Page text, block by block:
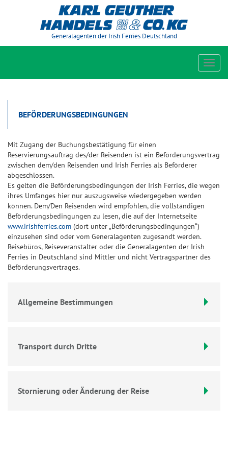
Generalagenten der Irish Ferries Deutschland
BEFÖRDERUNGSBEDINGUNGEN
Mit Zugang der Buchungsbestätigung für einen
Reservierungsauftrag des/der Reisenden ist ein Beförderungsvertrag
zwischen dem/den Reisenden und Irish Ferries als Beförderer
abgeschlossen.
Es gelten die Beförderungsbedingungen der Irish Ferries, die wegen
ihres Umfanges hier nur auszugsweise wiedergegeben werden
können. Dem/Den Reisenden wird empfohlen, die vollständigen
Beförderungsbedingungen zu lesen, die auf der Internetseite
www.irishferries.com (dort unter „Beförderungsbedingungen“)
einzusehen sind oder vom Generalagenten zugesandt werden.
Reisebüros, Reiseveranstalter oder die Generalagenten der Irish
Ferries in Deutschland sind Mittler und nicht Vertragspartner des
Beförderungsvertrages.
Allgemeine Bestimmungen
Transport durch Dritte
Stornierung oder Änderung der Reise